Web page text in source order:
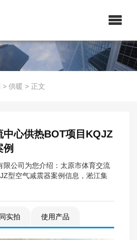
> 供暖 > 正文
中心供热BOT项目KQJZ
例
限公司为您介绍：太原市体育交流
型空气减震器案例信息，淞江集
实拍 使用产品